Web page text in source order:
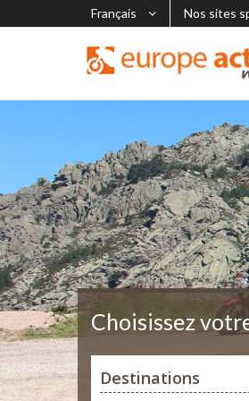
Français Nos sites
Choisissez
Destinations